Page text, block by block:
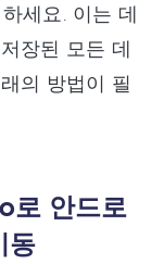
세요. 이는 데
장된 모든 데
의 방법이 필
로 안드로
동